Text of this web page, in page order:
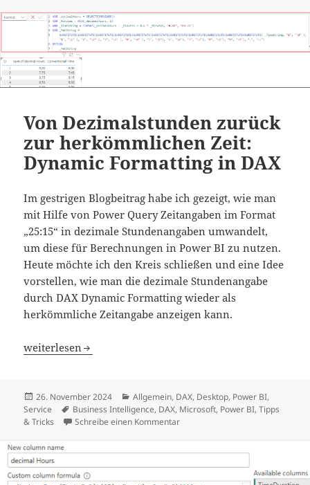
Von Dezimalstunden zurück
zur herkömmlichen Zeit:
Dynamic Formatting in DAX
Im gestrigen Blogbeitrag habe ich gezeigt, wie man
mit Hilfe von Power Query Zeitangaben im Format
„25:15“ in dezimale Stundenangaben umwandelt,
um diese für Berechnungen in Power BI zu nutzen.
Heute möchte ich den Kreis schließen und eine Idee
vorstellen, wie man die dezimale Stundenangabe
durch DAX Dynamic Formatting wieder als
herkömmliche Zeitangabe anzeigen kann.
Von Dezimalstunden zurück zur herkömmlichen Zeit:
weiterlesen
Veröffentlicht
am
26. November 2024 Kategorien
Allgemein, DAX, Desktop, Power BI,
Service
Schlagwörter
Business Intelligence, DAX, Microsoft, Power BI,Tipps
& Tricks
Schreibe einen Kommentarzu Von Dezimalstunden zurück